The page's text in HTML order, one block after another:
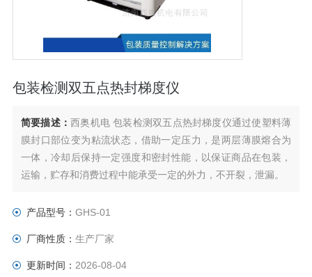
包装检测双五点热封梯度仪
简要描述：西奥机电 包装检测双五点热封梯度仪通过使塑料薄
膜封口部位变为粘流状态，借助一定压力，是两层薄膜熔合为
一体，冷却后保持一定强度和密封性能，以保证商品在包装，
运输，贮存和消费过程中能承受一定的外力，不开裂，泄漏。
双五点热封梯度仪通过对软包装材料在一定热封时间，热封压
良的热封时间、压力和温度等热封参数。
产品型号： GHS-01
厂商性质： 生产厂家
更新时间： 2026-08-04